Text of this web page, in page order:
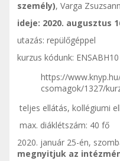
személy), Varga
ideje: 2020. augusztus
utazás: repülőgéppel
kurzus kódunk: ENSABH10
https://
csomagok/1327/
teljes ellátás, kollégiumi
max. diáklétszám: 40 fő
2020. január 25-én,
megnyitjuk az